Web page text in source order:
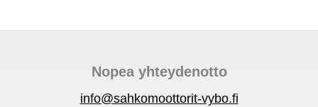
Nopea yhteydenotto
info@sahkomoottorit-vybo.fi